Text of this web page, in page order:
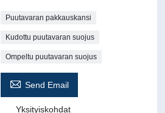
Puutavaran pakkauskansi
Kudottu puutavaran suojus
Ompeltu puutavaran suojus
 Send Email
Yksityiskohdat